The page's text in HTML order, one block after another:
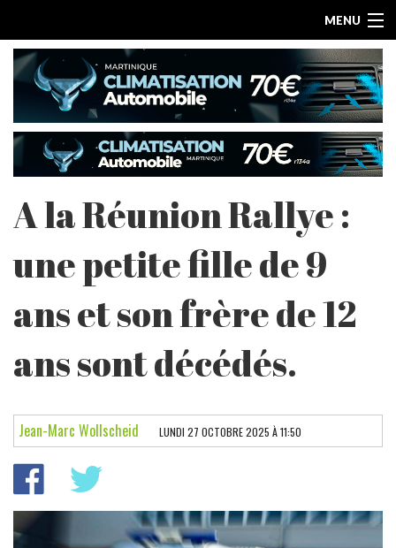
MENU
ACCUEIL
ESSAIS PAR MARQUE
LES ARTICLES
ESSAIS ELECTRIQUES
PARECHOC
L'INSTANT AUTO
A la Réunion Rallye :
une petite fille de 9
ans et son frère de 12
ans sont décédés.
Jean-Marc Wollscheid LUNDI 27 OCTOBRE 2025 À 11:50